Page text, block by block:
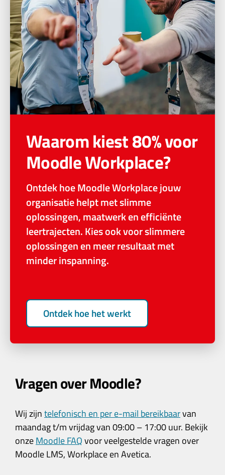
Waarom kiest 80% voor
Moodle Workplace?
Ontdek hoe Moodle Workplace jouw
organisatie helpt met slimme
oplossingen, maatwerk en efficiënte
leertrajecten. Kies ook voor slimmere
oplossingen en meer resultaat met
minder inspanning.
Ontdek hoe het werkt
Vragen over Moodle?
Wij zijntelefonisch en per e-mail bereikbaarvan
maandag t/m vrijdag van 09:00 – 17:00 uur. Bekijk
onzeMoodle FAQvoor veelgestelde vragen over
Moodle LMS, Workplace en Avetica.